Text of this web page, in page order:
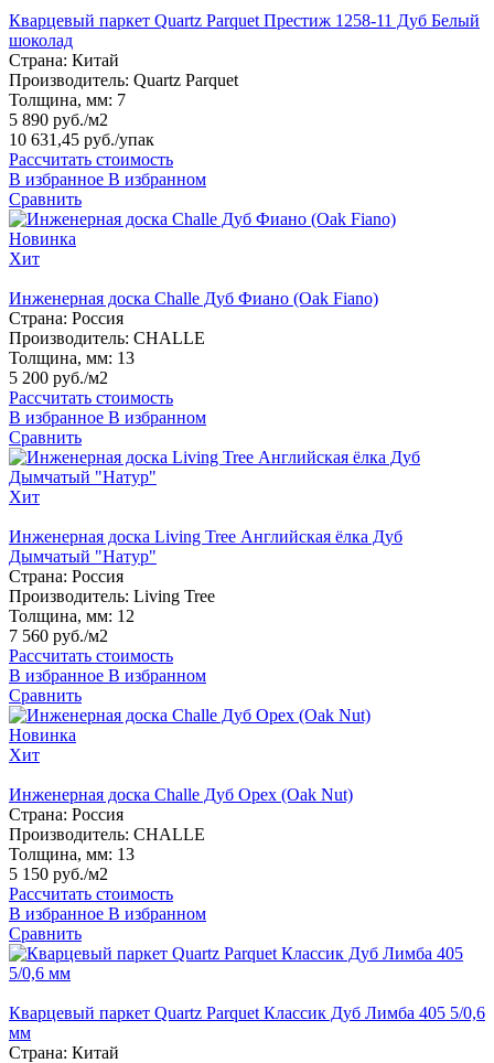
Кварцевый паркет Quartz Parquet Престиж 1258-11 Дуб Белый
шоколад
Страна: Китай
Производитель: Quartz Parquet
Толщина, мм: 7
5 890 руб./м2
10 631,45 руб./упак
Рассчитать стоимость
В избранное В избранном
Сравнить
Новинка
Хит
Инженерная доска Challe Дуб Фиано (Oak Fiano)
Страна: Россия
Производитель: CHALLE
Толщина, мм: 13
5 200 руб./м2
Рассчитать стоимость
В избранное В избранном
Сравнить
Хит
Инженерная доска Living Tree Английская ёлка Дуб
Дымчатый "Натур"
Страна: Россия
Производитель: Living Tree
Толщина, мм: 12
7 560 руб./м2
Рассчитать стоимость
В избранное В избранном
Сравнить
Новинка
Хит
Инженерная доска Challe Дуб Орех (Oak Nut)
Страна: Россия
Производитель: CHALLE
Толщина, мм: 13
5 150 руб./м2
Рассчитать стоимость
В избранное В избранном
Сравнить
Кварцевый паркет Quartz Parquet Классик Дуб Лимба 405 5/0,6
мм
Страна: Китай